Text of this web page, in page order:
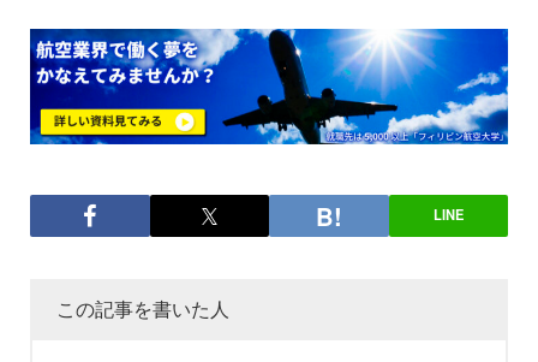
LINE
この記事を書いた人